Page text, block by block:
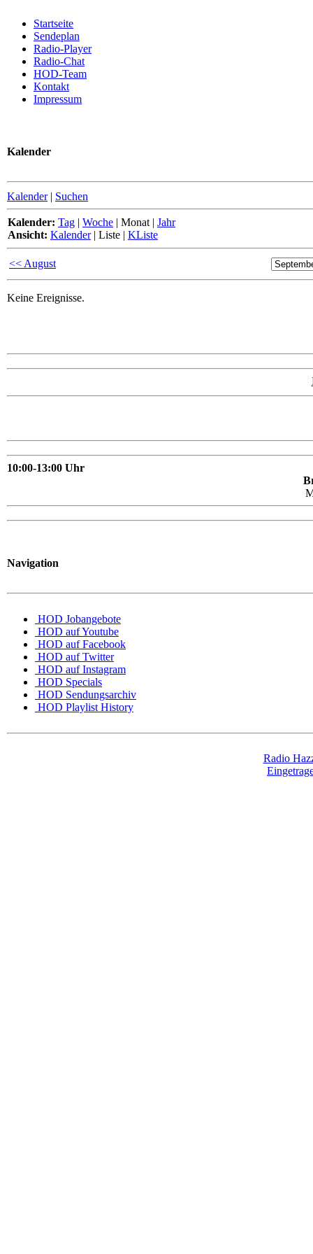
Startseite
Sendeplan
Radio-Player
Radio-Chat
HOD-Team
Kontakt
Impressum
Kalender
Kalender | Suchen
Kalender: Tag | Woche | Monat | Jahr
Ansicht: Kalender| Liste | KListe
<< August
Keine Ereignisse.
10:00-13:00 Uhr
Navigation
HOD Jobangebote
HOD auf Youtube
HOD auf Facebook
HOD auf Twitter
HOD auf Instagram
HOD Specials
HOD Sendungsarchiv
HOD Playlist History
Radio